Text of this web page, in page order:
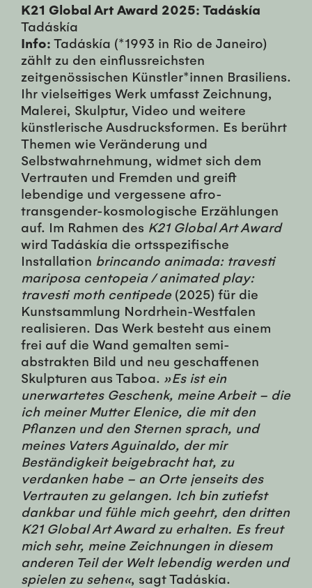
K21 Global Art Award 2025: Tadáskía
Tadáskía
Info: Tadáskía (*1993 in Rio de Janeiro)
zählt zu den einflussreichsten
zeitgenössischen Künstler*innen Brasiliens.
Ihr vielseitiges Werk umfasst Zeichnung,
Malerei, Skulptur, Video und weitere
künstlerische Ausdrucksformen. Es berührt
Themen wie Veränderung und
Selbstwahrnehmung, widmet sich dem
Vertrauten und Fremden und greift
lebendige und vergessene afro-
transgender-kosmologische Erzählungen
auf. Im Rahmen des K21 Global Art Award
wird Tadáskía die ortsspezifische
Installation brincando animada: travesti
mariposa centopeia / animated play:
travesti moth centipede (2025) für die
Kunstsammlung Nordrhein-Westfalen
realisieren. Das Werk besteht aus einem
frei auf die Wand gemalten semi-
abstrakten Bild und neu geschaffenen
Skulpturen aus Taboa. »Es ist ein
unerwartetes Geschenk, meine Arbeit – die
ich meiner Mutter Elenice, die mit den
Pflanzen und den Sternen sprach, und
meines Vaters Aguinaldo, der mir
Beständigkeit beigebracht hat, zu
verdanken habe – an Orte jenseits des
Vertrauten zu gelangen. Ich bin zutiefst
dankbar und fühle mich geehrt, den dritten
K21 Global Art Award zu erhalten. Es freut
mich sehr, meine Zeichnungen in diesem
anderen Teil der Welt lebendig werden und
spielen zu sehen«, sagt Tadáskía.